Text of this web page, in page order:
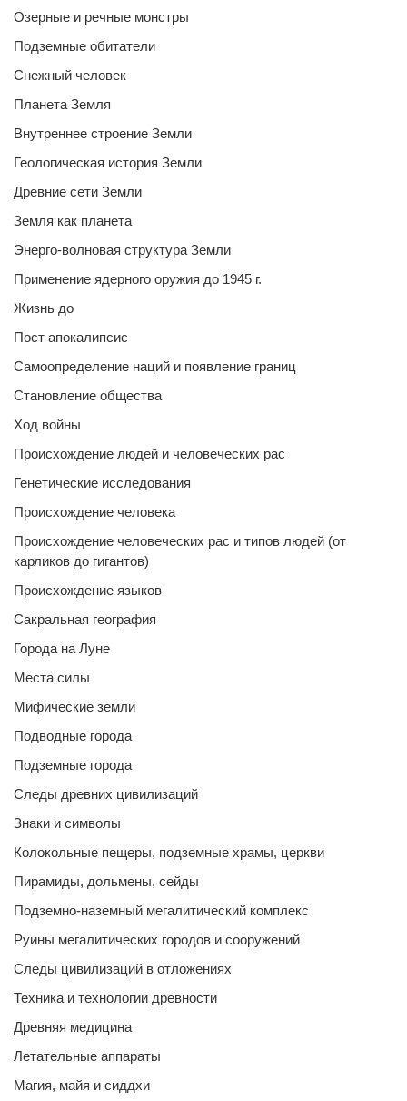
Озерные и речные монстры
Подземные обитатели
Снежный человек
Планета Земля
Внутреннее строение Земли
Геологическая история Земли
Древние сети Земли
Земля как планета
Энерго-волновая структура Земли
Применение ядерного оружия до 1945 г.
Жизнь до
Пост апокалипсис
Самоопределение наций и появление границ
Становление общества
Ход войны
Происхождение людей и человеческих рас
Генетические исследования
Происхождение человека
Происхождение человеческих рас и типов людей (от
карликов до гигантов)
Происхождение языков
Сакральная география
Города на Луне
Места силы
Мифические земли
Подводные города
Подземные города
Следы древних цивилизаций
Знаки и символы
Колокольные пещеры, подземные храмы, церкви
Пирамиды, дольмены, сейды
Подземно-наземный мегалитический комплекс
Руины мегалитических городов и сооружений
Следы цивилизаций в отложениях
Техника и технологии древности
Древняя медицина
Летательные аппараты
Магия, майя и сиддхи